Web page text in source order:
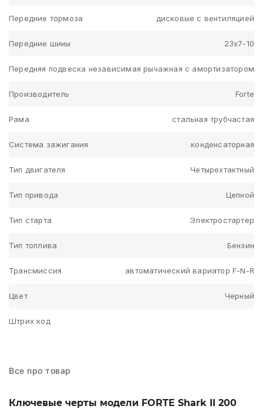
Передние тормоза дисковые с вентиляцией
Передние шины 23х7-10
Передняя подвеска независимая рычажная с амортизатором
Производитель Forte
Рама стальная трубчастая
Система зажигания конденсаторная
Тип двигателя Четырехтактный
Тип привода Цепной
Тип старта Электростартер
Тип топлива Бензин
Трансмиссия автоматический вариатор F-N-R
Цвет Черный
Штрих код
Все про товар
Ключевые черты модели FORTE Shark II 200